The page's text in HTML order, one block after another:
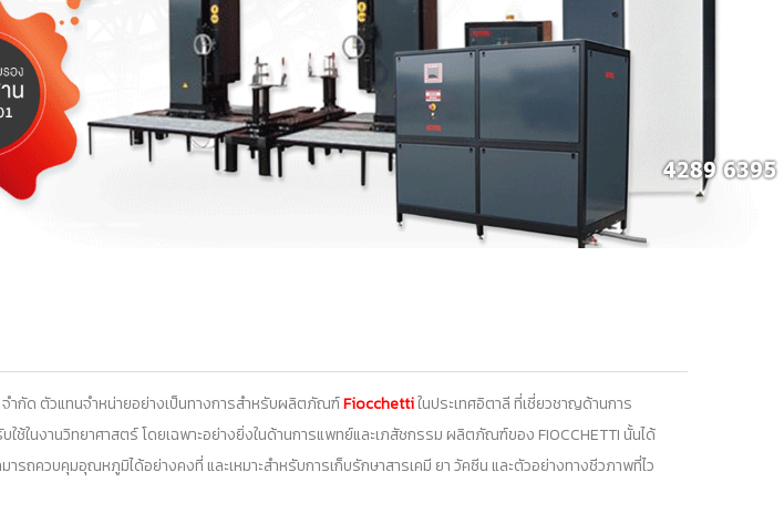
จำกัด ตัวแทนจำหน่ายอย่างเป็นทางการสำหรับผลิตภัณฑ์Fiocchettiในประเทศอิตาลี ที่เชี่ยวชาญด้านการ
ช้ในงานวิทยาศาสตร์ โดยเฉพาะอย่างยิ่งในด้านการแพทย์และเภสัชกรรม ผลิตภัณฑ์ของ FIOCCHETTI นั้นได้
ารถควบคุมอุณหภูมิได้อย่างคงที่ และเหมาะสำหรับการเก็บรักษาสารเคมี ยา วัคซีน และตัวอย่างทางชีวภาพที่ไว